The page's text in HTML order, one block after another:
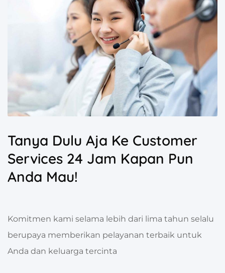
Tanya Dulu Aja Ke Customer
Services 24 Jam Kapan Pun
Anda Mau!
Komitmen kami selama lebih dari lima tahun selalu
berupaya memberikan pelayanan terbaik untuk
Anda dan keluarga tercinta